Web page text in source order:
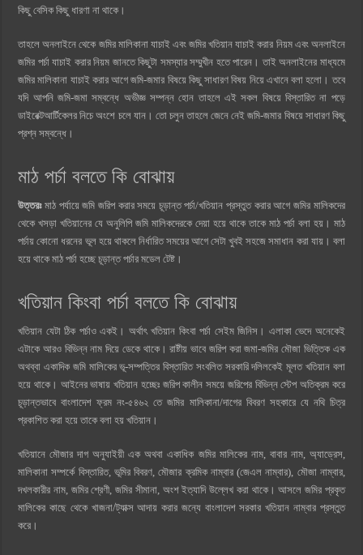
কিছু বেসিক কিছু ধারণা না থাকে।
তাহলে অনলাইনে থেকে জমির মালিকানা যাচাই এবং জমির খতিয়ান যাচাই করার নিয়ম এবং অনলাইনে
জমির পর্চা যাচাই করার নিয়ম জানতে কিছুটা সমস্যার সম্মুখীন হতে পারেন। তাই অনলাইনের মাধ্যমে
জমির মালিকানা যাচাই করার আগে জমি-জমার বিষয়ে কিছু সাধারণ বিষয় নিয়ে এখানে বলা হলো। তবে
যদি আপনি জমি-জমা সম্বন্ধে অভীজ্ঞ সম্পন্ন হোন তাহলে এই সকল বিষয়ে বিস্তারিত না পড়ে
ডাইরেক্টআর্টিকেলর নিচে অংশে চলে যান। তো চলুন তাহলে জেনে নেই জমি-জমার বিষয়ে সাধারণ কিছু
প্রশ্ন সম্বন্ধে।
মাঠ পর্চা বলতে কি বোঝায়
উত্তরঃমাঠ পর্যায়ে জমি জরিপ করার সময়ে চূড়ান্ত পর্চা/খতিয়ান প্রস্তুত করার আগে জমির মালিকদের
থেকে খসড়া খতিয়ানের যে অনুলিপি জমি মালিকদেরকে দেয়া হয়ে থাকে তাকে মাঠ পর্চা বলা হয়। মাঠ
পর্চায় কোনো ধরনের ভূল হয়ে থাকলে নির্ধারিত সময়ের আগে সেটা খুবই সহজে সমাধান করা যায়। বলা
হয়ে থাকে মাঠ পর্চা হচ্ছে চূড়ান্ত পর্চার মডেল টেষ্ট।
খতিয়ান কিংবা পর্চা বলতে কি বোঝায়
খতিয়ান যেটা ঠিক পর্চাও একই। অর্থাৎ খতিয়ান কিংবা পর্চা সেইম জিনিস। এলাকা ভেদে অনেকেই
এটাকে আরও বিভিন্ন নাম দিয়ে ডেকে থাকে। রাষ্টীয় ভাবে জরিপ করা জমা-জমির মৌজা ভিত্তিক এক
অথব্বা একাদিক জমি মালিকের ভূ-সম্পত্তির বিস্তারিত সংবলিত সরকারি দলিলকেই মূলত খতিয়ান বলা
হয়ে থাকে। আইনের ভাষায় খতিয়ান হচ্ছেঃ জরিপ কালীন সময়ে জরিপের বিভিন্ন স্টেপ অতিক্রম করে
চূড়ান্তভাবে বাংলাদেশ ফ্রম নং-৫৪৬২ তে জমির মালিকানা/দাগের বিবরণ সহকারে যে নথি চিত্র
প্রকাশিত করা হয়ে তাকে বলা হয় খতিয়ান।
খতিয়ানে মৌজার দাগ অনুযাইয়ী এক অথবা একাধিক জমির মালিকের নাম, বাবার নাম, অ্যাড্রেস,
মালিকানা সম্পর্কে বিস্তারিত, ভূমির বিবরণ, মৌজার ক্রমিক নাম্বার (জেএল নাম্বার), মৌজা নাম্বার,
দখলকারীর নাম, জমির শ্রেণী, জমির সীমানা, অংশ ইত্যাদি উল্লেখ করা থাকে। আসলে জমির প্রকৃত
মালিকের কাছে থেকে খাজনা/ট্যাক্স আদায় করার জন্যে বাংলাদেশ সরকার খতিয়ান নাম্বার প্রস্তুত
করে।